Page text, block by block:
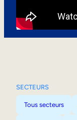
SECTEURS
Tous secteurs